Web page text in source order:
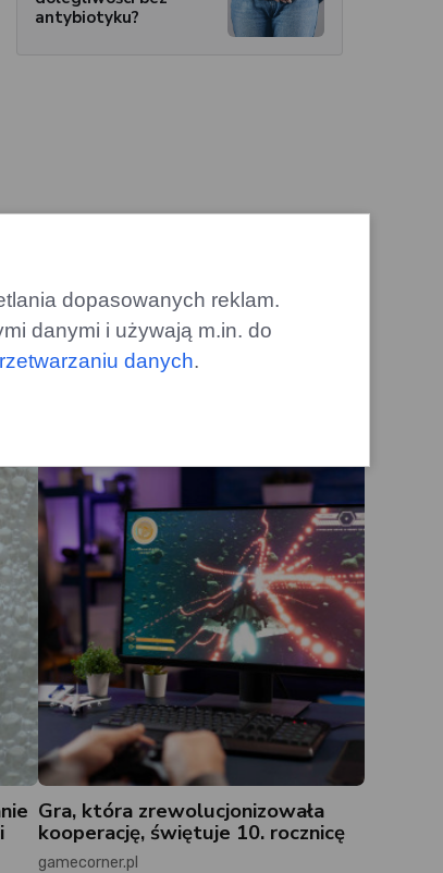
antybiotyku?
Gra, która zrewolucjonizowała
kooperację, świętuje 10. rocznicę
gamecorner.pl
dopasowanych reklam.
danymi i używają m.in. do
danych.